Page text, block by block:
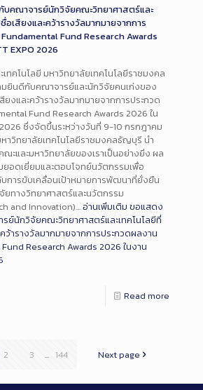
คณาจารย์นักวิจัยคณะวิทยาศาสตร์และ
อเสียงและคว้ารางวัลมากมายจากการ
Fund Research Awards
EXPO 2026
ทคโนโลยี มหาวิทยาลัยเทคโนโลยีราชมงคล
ยินดีกับคณาจารย์และนักวิจัยคนเก่งของ
ยงและคว้ารางวัลมากมายจากการประกวด
Fund Research Awards 2026 ใน
2026 ซึ่งจัดขึ้นระหว่างวันที่ 9-10 กรกฎาคม
าวิทยาลัยเทคโนโลยีราชมงคลธัญบุรี นำ
ะและมหาวิทยาลัยของเราเป็นอย่างยิ่ง ผล
ยอดเยี่ยมและตอบโจทย์นวัตกรรมเพื่อ
การขับเคลื่อนเป้าหมายการพัฒนาที่ยั่งยืน
ยทางวิทยาศาสตร์และนวัตกรรม
and Innovation)…อ่านเพิ่มเติม ขอแสดง
ย์นักวิจัยคณะวิทยาศาสตร์และเทคโนโลยีที่
ว้ารางวัลมากมายจากการประกวดผลงาน
Research Awards 2026 ในงาน
Read more
2 3 ... 144 Next page